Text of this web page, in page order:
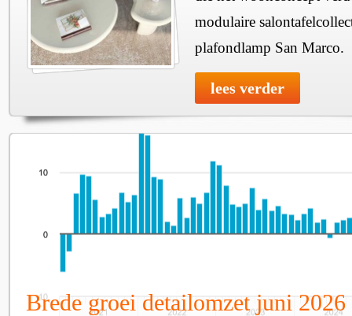
modulaire
plafondlamp San Marco.
lees verder
Brede groei detailomzet juni 2026